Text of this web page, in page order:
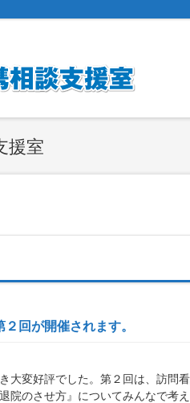
援室
回が開催されます。
大変好評でした。第２回は、訪問
院のさせ方』についてみんなで考